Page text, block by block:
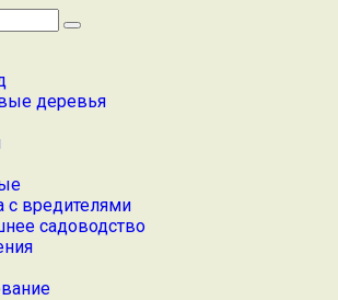
деревья
с вредителями
садоводство